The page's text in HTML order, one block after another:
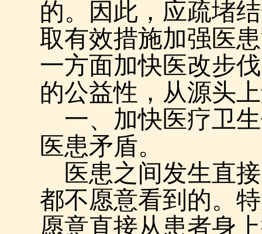
的。因此，应疏堵
取有效措施加强医
一方面加快医改步
的公益性，从源头
一、加快医疗卫
医患矛盾。
医患之间发生直
都不愿意看到的。
愿意直接从患者身